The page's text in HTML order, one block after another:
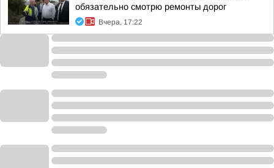
обязательно смотрю ремонты дорог
Вчера, 17:22